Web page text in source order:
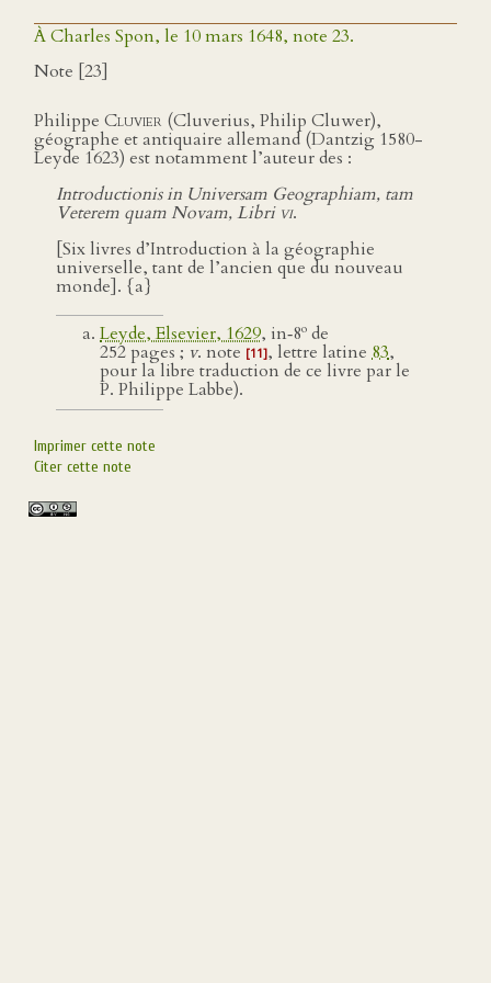
À Charles Spon, le 10 mars 1648, note 23.
Note [23]
Philippe Cluvier (Cluverius, Philip Cluwer),
géographe et antiquaire allemand (Dantzig 1580-
Leyde 1623) est notamment l’auteur des :
Introductionis in Universam Geographiam, tam
Veterem quam Novam, Libri vi.
[Six livres d’Introduction à la géographie
universelle, tant de l’ancien que du nouveau
monde]. {a}
Leyde, Elsevier, 1629, in‑8o de
252 pages ; v. note [11], lettre latine 83,
pour la libre traduction de ce livre par le
P. Philippe Labbe).
Imprimer cette note
Citer cette note